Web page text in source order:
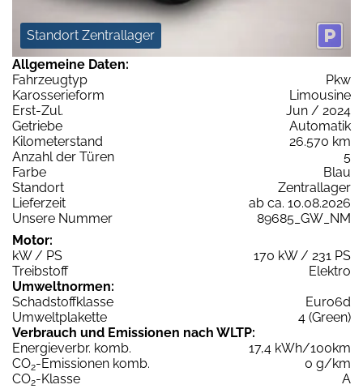
Standort Zentrallager
Allgemeine Daten:
Fahrzeugtyp
Pkw
Karosserieform
Limousine
Erst-Zul.
Jun / 2024
Getriebe
Automatik
Kilometerstand
26.570 km
Anzahl der Türen
5
Farbe
Blau
Standort
Zentrallager
Lieferzeit
ab ca. 10.08.2026
Unsere Nummer
89685_GW_NM
Motor:
kW / PS
170 kW / 231 PS
Treibstoff
Elektro
Umweltnormen:
Schadstoffklasse
Euro6d
Umweltplakette
4 (Green)
Verbrauch und Emissionen nach WLTP:
Energieverbr. komb.
17,4 kWh/100km
CO2-Emissionen komb.
0 g/km
CO2-Klasse
A